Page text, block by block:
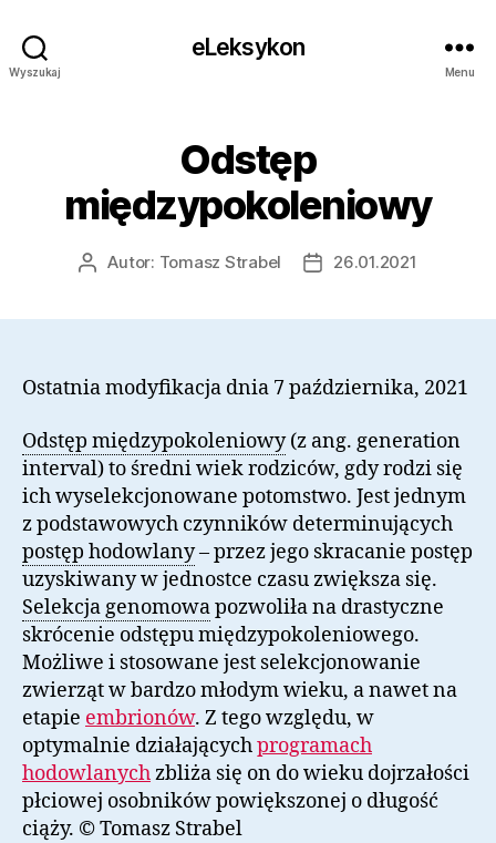
Wyszukaj
eLeksykon
Menu
Odstęp
międzypokoleniowy
AutorAutor: Tomasz Strabel
Data26.01.2021
Ostatnia modyfikacja dnia 7 października, 2021
Odstęp międzypokoleniowy(z ang. generation
interval) to średni wiek rodziców, gdy rodzi się
ich wyselekcjonowane potomstwo. Jest jednym
z podstawowych czynników determinujących
postęp hodowlany– przez jego skracanie postęp
uzyskiwany w jednostce czasu zwiększa się.
Selekcja genomowapozwoliła na drastyczne
skrócenie odstępu międzypokoleniowego.
Możliwe i stosowane jest selekcjonowanie
zwierząt w bardzo młodym wieku, a nawet na
etapie embrionów. Z tego względu, w
optymalnie działającychprogramach
hodowlanychzbliża się on do wieku dojrzałości
płciowej osobników powiększonej o długość
ciąży. © Tomasz Strabel